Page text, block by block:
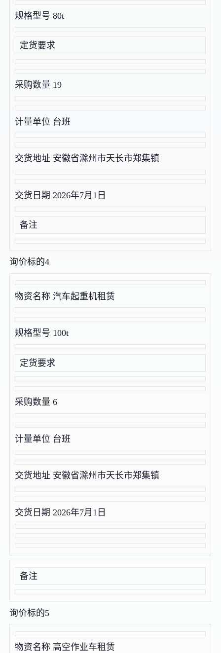
规格型号 80t
定货要求
采购数量 19
计量单位 台班
交货地址 安徽省滁州市天长市郑集镇
交货日期 2026年7月1日
备注
询价标的4
物资名称 汽车起重机租赁
规格型号 100t
定货要求
采购数量 6
计量单位 台班
交货地址 安徽省滁州市天长市郑集镇
交货日期 2026年7月1日
备注
询价标的5
物资名称 高空作业车租赁